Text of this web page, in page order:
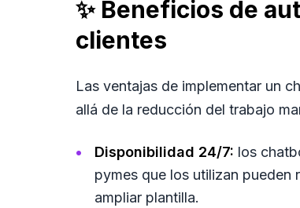
✨ Beneficios de
clientes
Las ventajas de implementar un
allá de la reducción del trabajo
Disponibilidad 24/7: los
pymes que los utilizan pueden
ampliar plantilla.